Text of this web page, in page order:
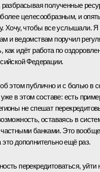
разбрасывая полученные
целесообразным, и
Хочу, чтобы все услышали.
и ведомствам поручил
как идёт работа по
Федерации.
этом публично и с болью в
уже в этом составе: есть
не спешат
оставаясь в
банками. Это
дополнительно ещё раз.
перекредитоваться, уйти